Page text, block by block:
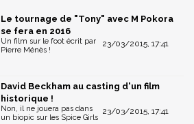
Le tournage de "Tony" avec M Pokora
se fera en 2016
23/03/2015, 17:41
Un film sur le foot écrit par
Pierre Ménès !
David Beckham au casting d'un film
historique !
23/03/2015, 17:41
Non, il ne jouera pas dans
un biopic sur les Spice Girls